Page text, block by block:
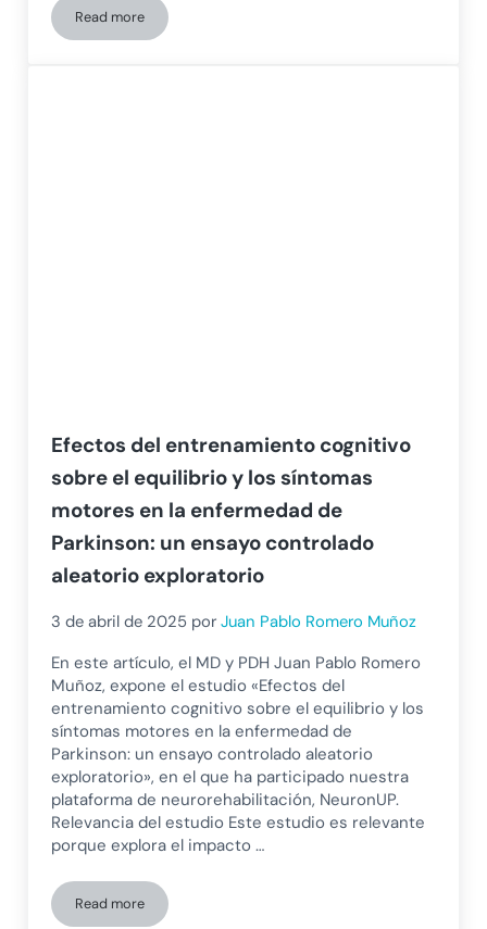
Read moreEnsayo aleatorizado, triple ciego y controlado en
Efectos del entrenamiento cognitivo
sobre el equilibrio y los síntomas
motores en la enfermedad de
Parkinson: un ensayo controlado
aleatorio exploratorio
3 de abril de 2025 porJuan Pablo Romero Muñoz
En este artículo, el MD y PDH Juan Pablo Romero
Muñoz, expone el estudio «Efectos del
entrenamiento cognitivo sobre el equilibrio y los
síntomas motores en la enfermedad de
Parkinson: un ensayo controlado aleatorio
exploratorio», en el que ha participado nuestra
plataforma de neurorehabilitación, NeuronUP.
Relevancia del estudio Este estudio es relevante
porque explora el impacto …
Read moreEfectos del entrenamiento cognitivo sobre el equilibrio y